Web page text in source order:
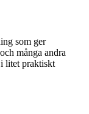
som ger
många andra
i litet praktiskt